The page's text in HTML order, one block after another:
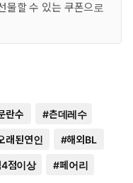
물할 수 있는 쿠폰으로
란수 #츤데레수
래된연인 #해외BL
점이상 #페어리